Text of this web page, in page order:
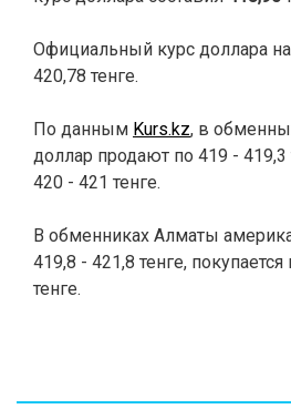
Официальный курс доллара
420,78 тенге.
По данным Kurs.kz, в
доллар продают по 419 - 419,3
420 - 421 тенге.
В обменниках Алматы
419,8 - 421,8 тенге,
тенге.